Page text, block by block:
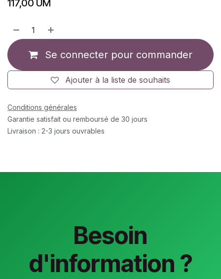
117,00 UM
Se connecter pour commander
Ajouter à la liste de souhaits
Conditions générales
Garantie satisfait ou remboursé de 30 jours
Livraison : 2-3 jours ouvrables
Besoin
d'information ?